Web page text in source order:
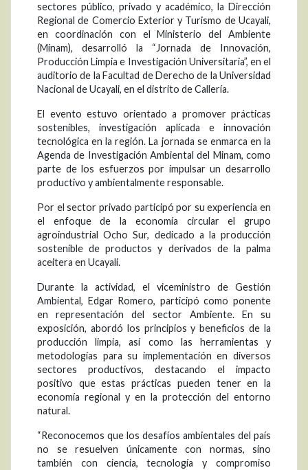
sectores público, privado y académico, la Dirección
Regional de Comercio Exterior y Turismo de Ucayali,
en coordinación con el Ministerio del Ambiente
(Minam), desarrolló la “Jornada de Innovación,
Producción Limpia e Investigación Universitaria”, en el
auditorio de la Facultad de Derecho de la Universidad
Nacional de Ucayali, en el distrito de Callería.
El evento estuvo orientado a promover prácticas
sostenibles, investigación aplicada e innovación
tecnológica en la región. La jornada se enmarca en la
Agenda de Investigación Ambiental del Minam, como
parte de los esfuerzos por impulsar un desarrollo
productivo y ambientalmente responsable.
Por el sector privado participó por su experiencia en
el enfoque de la economía circular el grupo
agroindustrial Ocho Sur, dedicado a la producción
sostenible de productos y derivados de la palma
aceitera en Ucayali.
Durante la actividad, el viceministro de Gestión
Ambiental, Edgar Romero, participó como ponente
en representación del sector Ambiente. En su
exposición, abordó los principios y beneficios de la
producción limpia, así como las herramientas y
metodologías para su implementación en diversos
sectores productivos, destacando el impacto
positivo que estas prácticas pueden tener en la
economía regional y en la protección del entorno
natural.
“Reconocemos que los desafíos ambientales del país
no se resuelven únicamente con normas, sino
también con ciencia, tecnología y compromiso